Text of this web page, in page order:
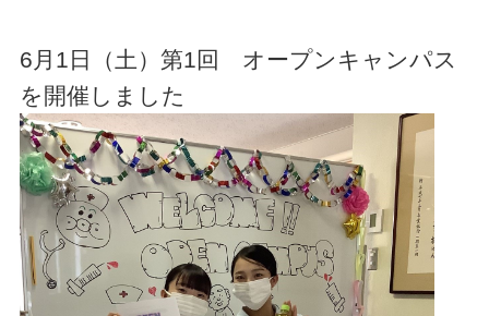
6月1日（土）第1回 オープンキャンパス
を開催しました